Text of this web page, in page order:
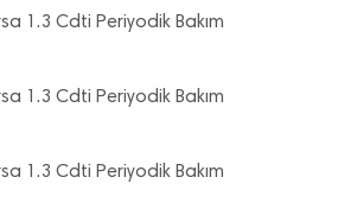
1.3 Cdti Periyodik Bakım
1.3 Cdti Periyodik Bakım
1.3 Cdti Periyodik Bakım